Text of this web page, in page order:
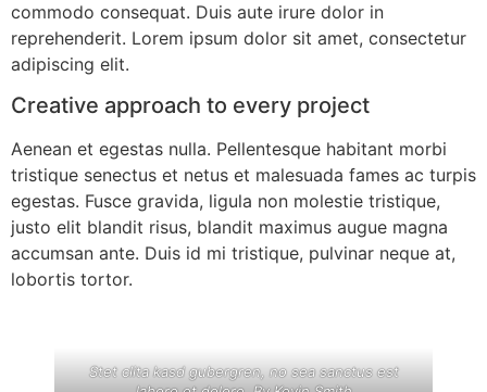
commodo consequat. Duis aute irure dolor in
reprehenderit. Lorem ipsum dolor sit amet, consectetur
adipiscing elit.
Creative approach to every project
Aenean et egestas nulla. Pellentesque habitant morbi
tristique senectus et netus et malesuada fames ac turpis
egestas. Fusce gravida, ligula non molestie tristique,
justo elit blandit risus, blandit maximus augue magna
accumsan ante. Duis id mi tristique, pulvinar neque at,
lobortis tortor.
Stet clita kasd gubergren, no sea sanctus est